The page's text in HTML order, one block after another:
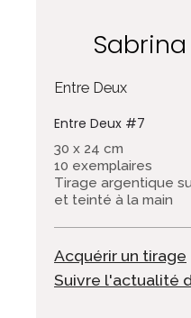
Sabrina
Entre Deux
Entre Deux #7
30 x 24 cm
10 exemplaires
Tirage argentique
et teinté à la main
Acquérir un tirage
Suivre l'actualité